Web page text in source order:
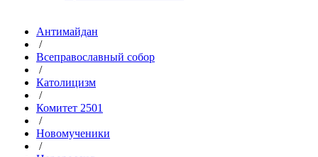
Антимайдан
/
Всеправославный собор
/
Католицизм
/
Комитет 2501
/
Новомученики
/